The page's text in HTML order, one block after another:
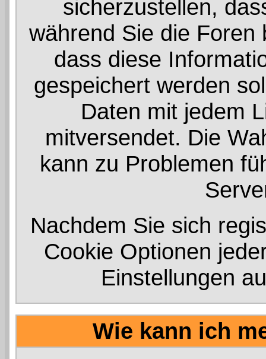
sicherzustellen,
während Sie die Foren
dass diese
gespeichert werden
Daten mit jedem
mitversendet. Die
kann zu Problemen
Nachdem Sie sich
Cookie Optionen
Einstellungen
Wie kann ich